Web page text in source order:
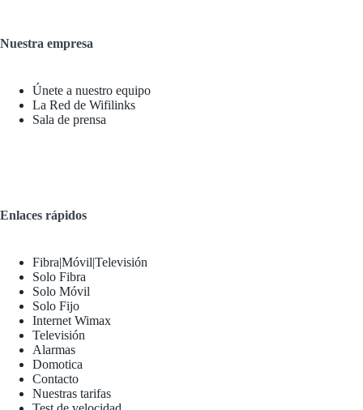
Nuestra empresa
Únete a nuestro equipo
La Red de Wifilinks
Sala de prensa
Enlaces rápidos
Fibra|Móvil|Televisión
Solo Fibra
Solo Móvil
Solo Fijo
Internet Wimax
Televisión
Alarmas
Domotica
Contacto
Nuestras tarifas